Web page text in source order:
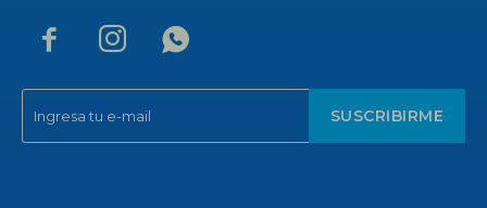
  
SUSCRIBIRME